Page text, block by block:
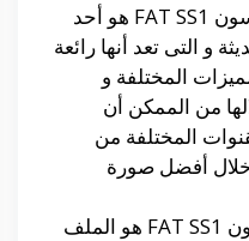
حيث أن رسيفر سامسون FAT SS1 هو أحد
و التى تعد أنها رائعة
المختلفة و
من الممكن أن
المختلفة من
خلال أفضل صورة
و يعد أن ملف سامسون FAT SS1 هو الملف